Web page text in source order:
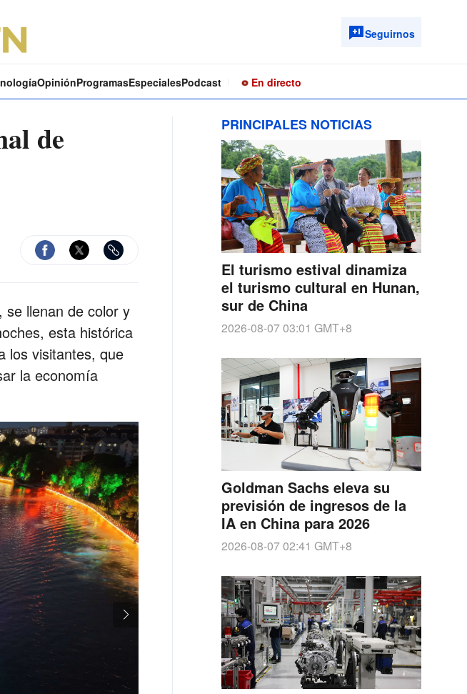
Seguirnos
OpiniónProgramasEspecialesPodcast En directo
de
se llenan de color y
esta histórica
los visitantes, que
la economía
PRINCIPALES NOTICIAS
El turismo estival dinamiza
el turismo cultural en Hunan,
sur de China
2026-08-07 03:01 GMT+8
Goldman Sachs eleva su
previsión de ingresos de la
IA en China para 2026
2026-08-07 02:41 GMT+8